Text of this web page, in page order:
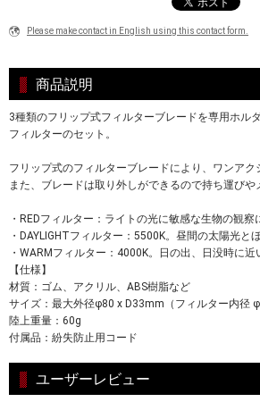
Please make contact in English using this contact form.
商品説明
3種類のフリップ式フィルターブレードを専用ホル
フィルターのセット。
フリップ式のフィルターブレードにより、ワンアク
また、ブレードは取り外しができるので持ち運びや
・REDフィルター：ライトの光に敏感な生物の観察
・DAYLIGHTフィルター：5500K。昼間の太陽光と
・WARMフィルター：4000K。日の出、日没時に近
【仕様】
材質：ゴム、アクリル、ABS樹脂など
サイズ：最大外径φ80 x D33mm（フィルター内径
陸上重量：60g
付属品：紛失防止用コード
ユーザーレビュー